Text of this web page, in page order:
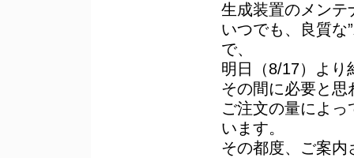
生成装置のメンテ
いつでも、良質な
で、
明日（8/17）より
その間に必要と
ご注文の量によ
います。
その都度、ご案